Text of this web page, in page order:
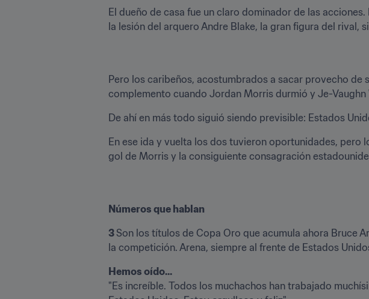
El dueño de casa fue un claro dominador de las
la lesión del arquero Andre Blake, la gran figura del
Pero los caribeños, acostumbrados a sacar provecho
complemento cuando Jordan Morris durmió y Je-
De ahí en más todo siguió siendo previsible: Estados
En ese ida y vuelta los dos tuvieron oportunidades,
gol de Morris y la consiguiente consagración
Números que hablan
3 Son los títulos de Copa Oro que acumula ahora Bruce
la competición. Arena, siempre al frente de Estados
Hemos oído...
"Es increíble. Todos los muchachos han trabajado